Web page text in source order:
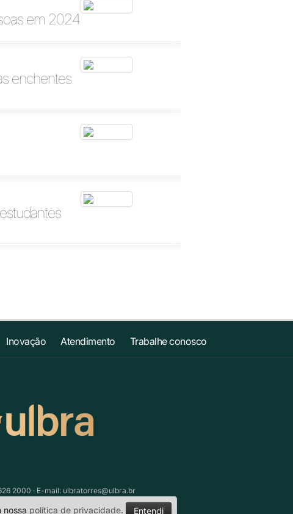
em 2024
enchentes
Inovação Atendimento Trabalhe conosco
2000 · E-mail: ulbratorres@ulbra.br
nossa política de privacidade. Entendi